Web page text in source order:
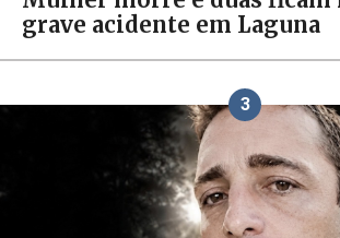
grave acidente em Laguna
3